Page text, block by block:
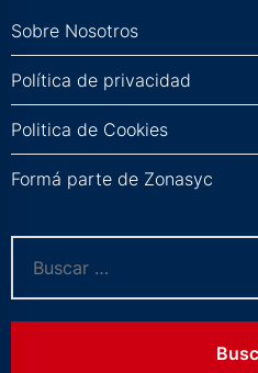
Sobre Nosotros
Política de privacidad
Politica de Cookies
Formá parte de Zonasyc